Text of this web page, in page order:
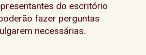
do escritório
fazer perguntas
necessárias.